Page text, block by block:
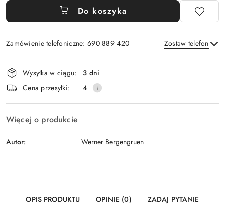
Do koszyka
Zamówienie telefoniczne: 690 889 420 Zostaw telefon
Wyślij
Dostępność
i
dostawa
Wysyłka w ciągu:
3 dni
Cena przesyłki:
4
Więcej o produkcie
Autor: Werner Bergengruen
OPIS PRODUKTU OPINIE (0) ZADAJ PYTANIE